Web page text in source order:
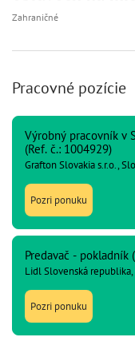
Zahraničné
Pracovné pozície
Výrobný pracovník v
(Ref. č.: 1004929)
Grafton Slovakia s.r.o.,
Pozri ponuku
Predavač - pokladník
Lidl Slovenská
Pozri ponuku